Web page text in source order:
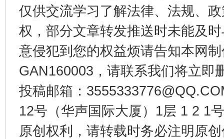
仅供交流学习了解法律、法规、
权，部分文章转发推送时未能及
意侵犯到您的权益烦请告知本网
GAN160003，请联系我们将立即
投稿邮箱：
12号（华声国际大厦）1层 1 2 1
原创权利，请转载时务必注明原
千年窑火 生生不息 一